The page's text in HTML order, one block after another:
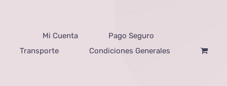
Mi Cuenta
Pago Seguro
Transporte
Condiciones Generales